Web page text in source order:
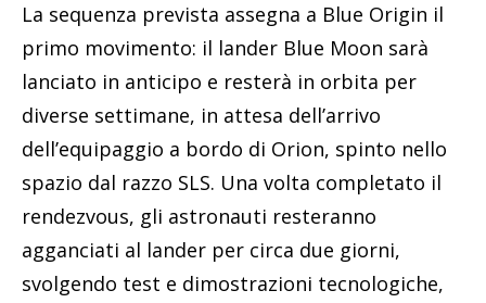
La sequenza prevista assegna a Blue Origin il
primo movimento: il lander Blue Moon sarà
lanciato in anticipo e resterà in orbita per
diverse settimane, in attesa dell’arrivo
dell’equipaggio a bordo di Orion, spinto nello
spazio dal razzo SLS. Una volta completato il
rendezvous, gli astronauti resteranno
agganciati al lander per circa due giorni,
svolgendo test e dimostrazioni tecnologiche,